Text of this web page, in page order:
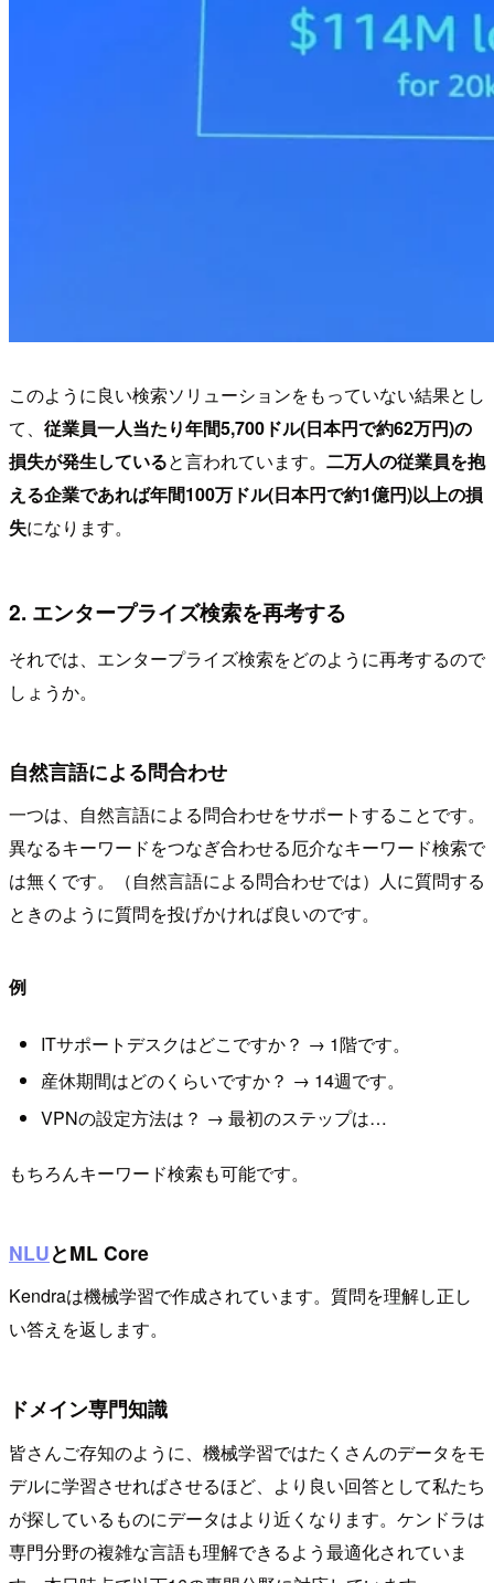
このように良い検索ソリューションをもっていない結果とし
て、 従業員一人当たり年間5,700ドル(日本円で約62万円)の
損失が発生していると言われています。 二万人の従業員を抱
える企業であれば年間100万ドル(日本円で約1億円)以上の損
失になります。
2. エンタープライズ検索を再考する
それでは、エンタープライズ検索をどのように再考するので
しょうか。
自然言語による問合わせ
一つは、自然言語による問合わせをサポートすることです。
異なるキーワードをつなぎ合わせる厄介なキーワード検索で
は無くです。（自然言語による問合わせでは）人に質問する
ときのように質問を投げかければ良いのです。
例
ITサポートデスクはどこですか？ → 1階です。
産休期間はどのくらいですか？ → 14週です。
VPNの設定方法は？ → 最初のステップは…
もちろんキーワード検索も可能です。
NLUとML Core
Kendraは機械学習で作成されています。質問を理解し正し
い答えを返します。
ドメイン専門知識
皆さんご存知のように、機械学習ではたくさんのデータをモ
デルに学習させればさせるほど、より良い回答として私たち
が探しているものにデータはより近くなります。ケンドラは
専門分野の複雑な言語も理解できるよう最適化されていま